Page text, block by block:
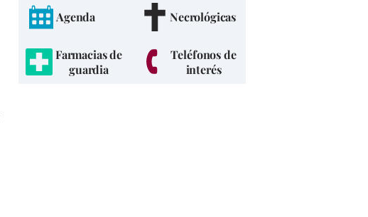
Agenda Necrológicas
Farmacias de
guardia
Teléfonos de
interés